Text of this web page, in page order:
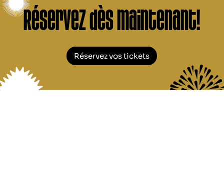
Réservez dès maintenant!
Réservez vos tickets